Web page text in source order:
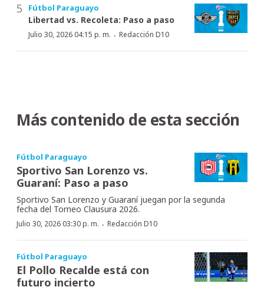
Fútbol Paraguayo
Libertad vs. Recoleta: Paso a paso
Julio 30, 2026 04:15 p. m. · Redacción D10
Más contenido de esta sección
Fútbol Paraguayo
Sportivo San Lorenzo vs.
Guaraní: Paso a paso
Sportivo San Lorenzo y Guaraní juegan por la segunda
fecha del Torneo Clausura 2026.
Julio 30, 2026 03:30 p. m. · Redacción D10
Fútbol Paraguayo
El Pollo Recalde está con
futuro incierto